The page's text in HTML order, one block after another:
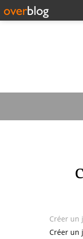
Créer un
Créer un